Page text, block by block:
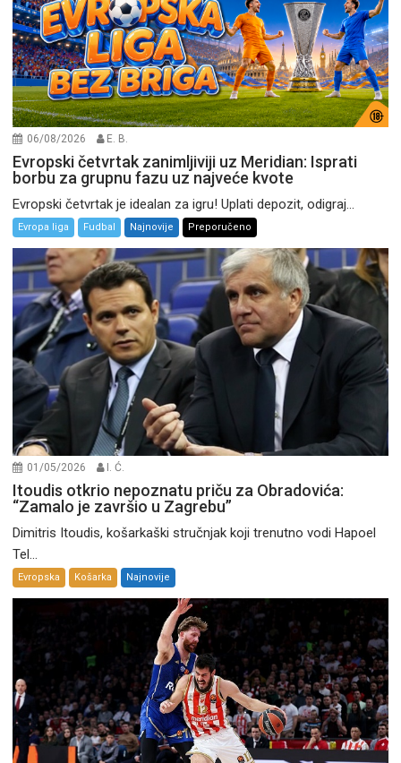
06/08/2026 E. B.
Evropski četvrtak zanimljiviji uz Meridian: Isprati
borbu za grupnu fazu uz najveće kvote
Evropski četvrtak je idealan za igru! Uplati depozit, odigraj...
Evropa liga Fudbal Najnovije Preporučeno
01/05/2026 I. Ć.
Itoudis otkrio nepoznatu priču za Obradovića:
“Zamalo je završio u Zagrebu”
Dimitris Itoudis, košarkaški stručnjak koji trenutno vodi Hapoel
Tel...
Evropska Košarka Najnovije